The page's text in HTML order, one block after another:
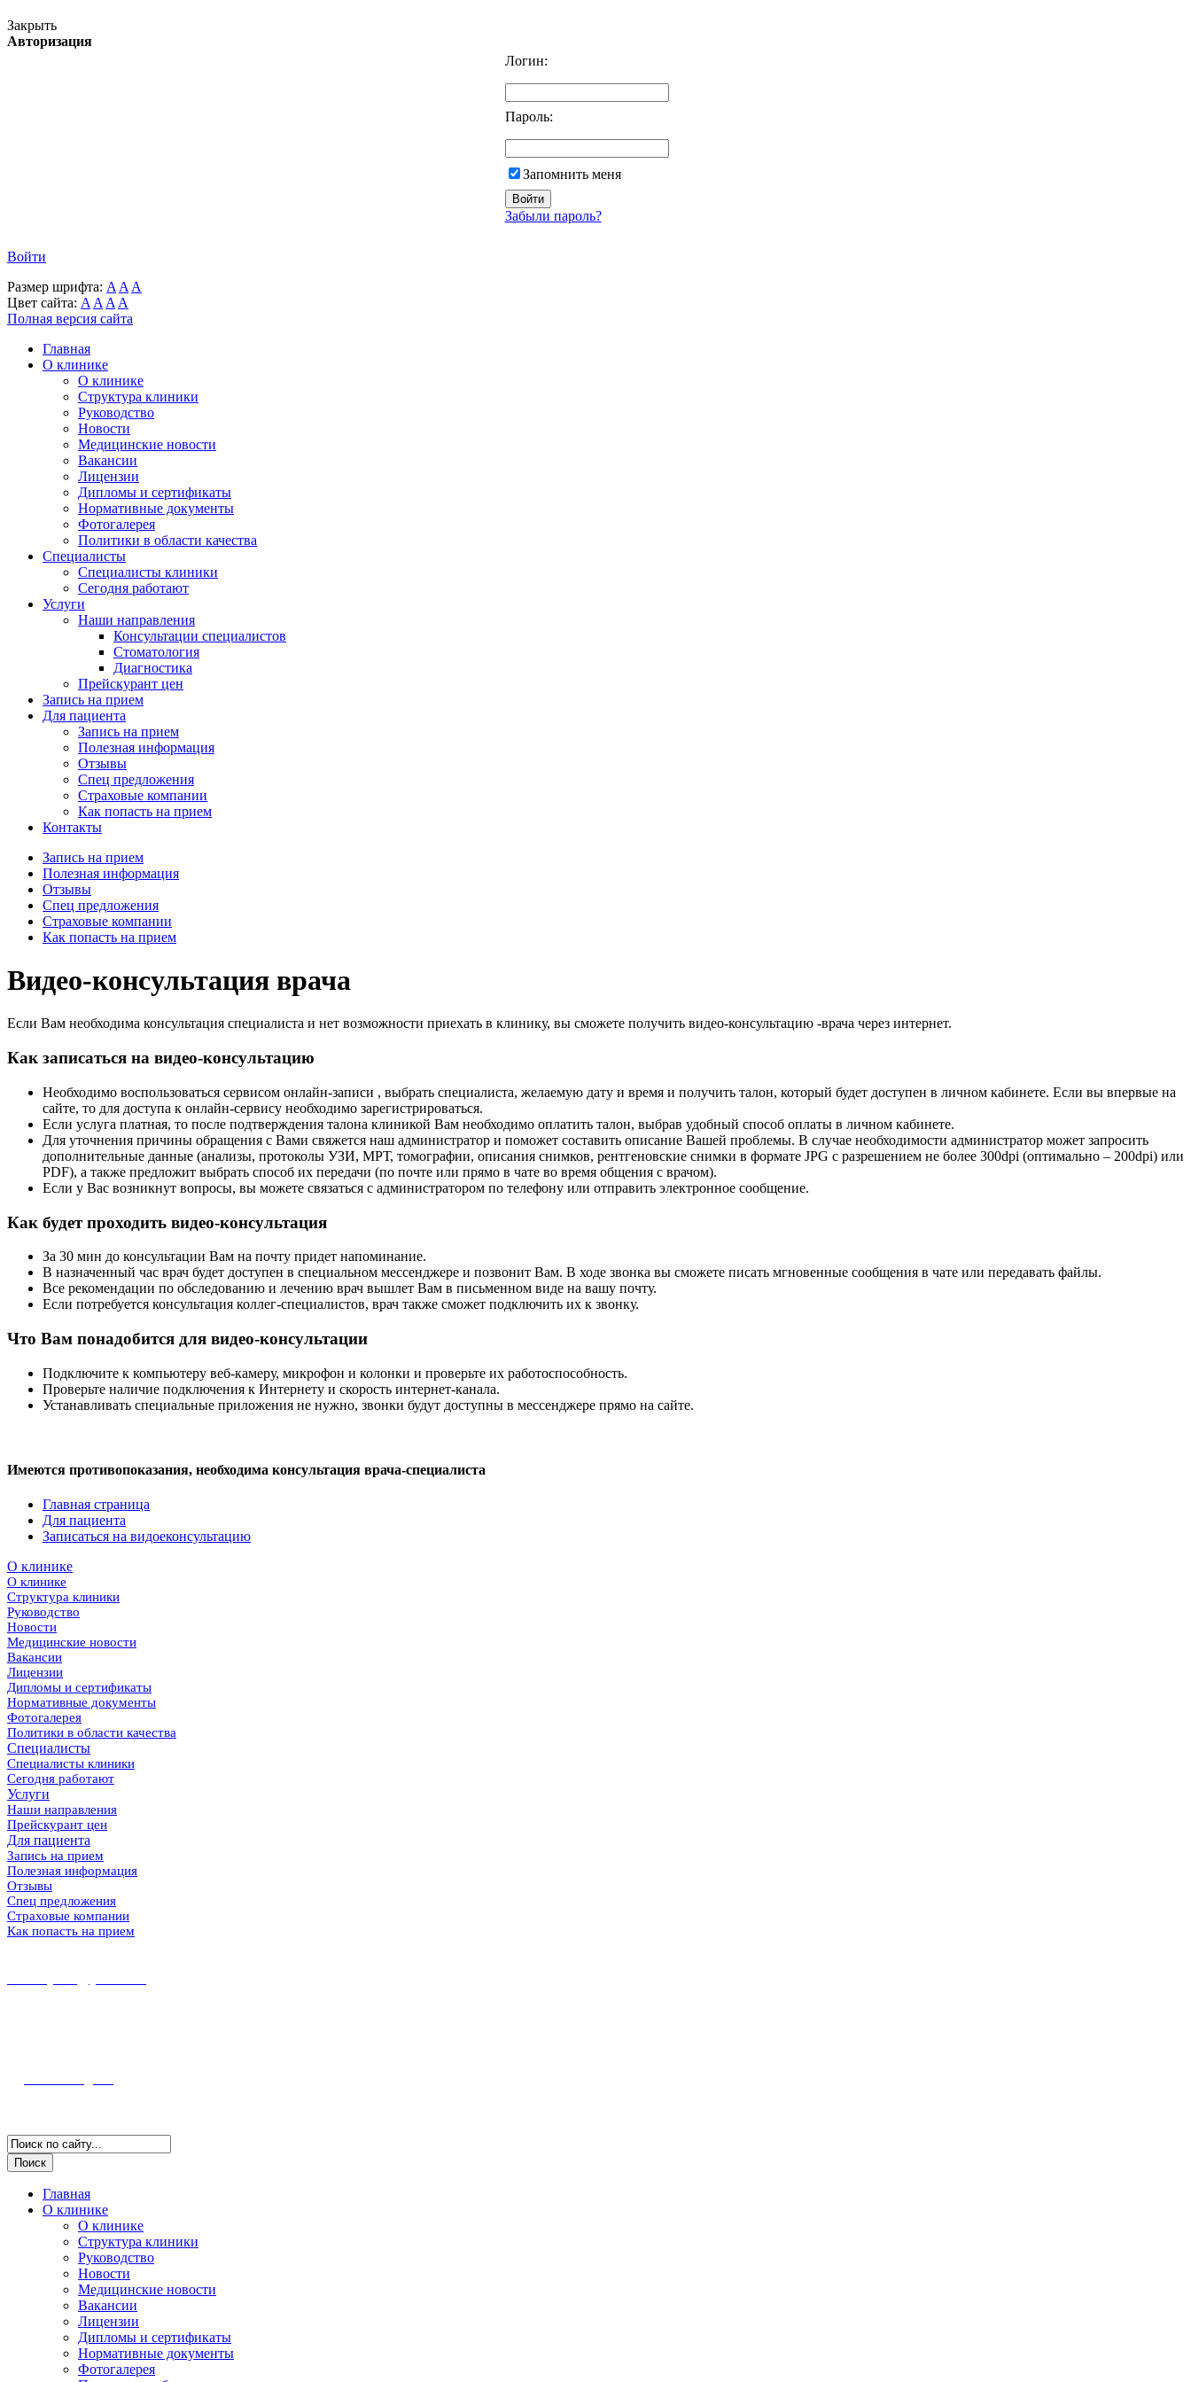
Закрыть
Авторизация
Логин:
Пароль:
Запомнить меня
Забыли пароль?
Войти
Размер шрифта: A A A
Цвет сайта: A A A A
Полная версия сайта
Главная
О клинике
О клинике
Структура клиники
Руководство
Новости
Медицинские новости
Вакансии
Лицензии
Дипломы и сертификаты
Нормативные документы
Фотогалерея
Политики в области качества
Специалисты
Специалисты клиники
Сегодня работают
Услуги
Наши направления
Консультации специалистов
Стоматология
Диагностика
Прейскурант цен
Запись на прием
Для пациента
Запись на прием
Полезная информация
Отзывы
Спец предложения
Страховые компании
Как попасть на прием
Контакты
Запись на прием
Полезная информация
Отзывы
Спец предложения
Страховые компании
Как попасть на прием
Видео-консультация врача
Если Вам необходима консультация специалиста и нет возможности приехать в клинику, вы сможете получить видео-консультацию -врача через интернет.
Как записаться на видео-консультацию
Необходимо воспользоваться сервисом онлайн-записи , выбрать специалиста, желаемую дату и время и получить талон, который будет доступен в личном кабинете. Если вы впервые на
сайте, то для доступа к онлайн-сервису необходимо зарегистрироваться.
Если услуга платная, то после подтверждения талона клиникой Вам необходимо оплатить талон, выбрав удобный способ оплаты в личном кабинете.
Для уточнения причины обращения с Вами свяжется наш администратор и поможет составить описание Вашей проблемы. В случае необходимости администратор может запросить
дополнительные данные (анализы, протоколы УЗИ, МРТ, томографии, описания снимков, рентгеновские снимки в формате JPG с разрешением не более 300dpi (оптимально – 200dpi) или
PDF), а также предложит выбрать способ их передачи (по почте или прямо в чате во время общения с врачом).
Если у Вас возникнут вопросы, вы можете связаться с администратором по телефону или отправить электронное сообщение.
Как будет проходить видео-консультация
За 30 мин до консультации Вам на почту придет напоминание.
В назначенный час врач будет доступен в специальном мессенджере и позвонит Вам. В ходе звонка вы сможете писать мгновенные сообщения в чате или передавать файлы.
Все рекомендации по обследованию и лечению врач вышлет Вам в письменном виде на вашу почту.
Если потребуется консультация коллег-специалистов, врач также сможет подключить их к звонку.
Что Вам понадобится для видео-консультации
Подключите к компьютеру веб-камеру, микрофон и колонки и проверьте их работоспособность.
Проверьте наличие подключения к Интернету и скорость интернет-канала.
Устанавливать специальные приложения не нужно, звонки будут доступны в мессенджере прямо на сайте.
Имеются противопоказания, необходима консультация врача-специалиста
Главная страница
Для пациента
Записаться на видоеконсультацию
О клинике
О клинике
Структура клиники
Руководство
Новости
Медицинские новости
Вакансии
Лицензии
Дипломы и сертификаты
Нормативные документы
Фотогалерея
Политики в области качества
Специалисты
Специалисты клиники
Сегодня работают
Услуги
Наши направления
Прейскурант цен
Для пациента
Запись на прием
Полезная информация
Отзывы
Спец предложения
Страховые компании
Как попасть на прием
Главная
О клинике
О клинике
Структура клиники
Руководство
Новости
Медицинские новости
Вакансии
Лицензии
Дипломы и сертификаты
Нормативные документы
Фотогалерея